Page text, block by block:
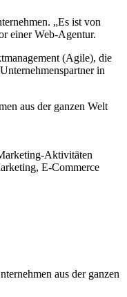
„Es ist von
einer Web-Agentur.
(Agile), die
in
aus der ganzen Welt
Aktivitäten
E-Commerce
aus der ganzen